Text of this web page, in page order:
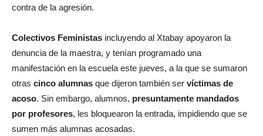
contra de la agresión.
Colectivos Feministas incluyendo al Xtabay apoyaron la
denuncia de la maestra, y tenían programado una
manifestación en la escuela este jueves, a la que se sumaron
otras cinco alumnas que dijeron también ser víctimas de
acoso. Sin embargo, alumnos, presuntamente mandados
por profesores, les bloquearon la entrada, impidiendo que se
sumen más alumnas acosadas.